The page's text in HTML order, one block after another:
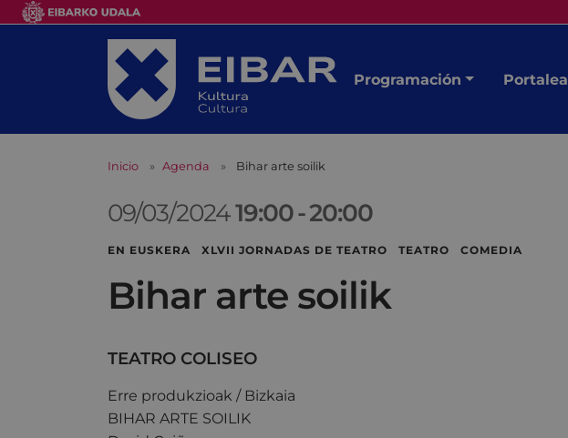
Programación Portalea
Inicio Agenda Bihar arte soilik
09/03/202419:00-20:00
EN EUSKERA XLVII JORNADAS DE TEATRO TEATRO COMEDIA
Bihar arte soilik
TEATRO COLISEO
Erre produkzioak / Bizkaia
BIHAR ARTE SOILIK